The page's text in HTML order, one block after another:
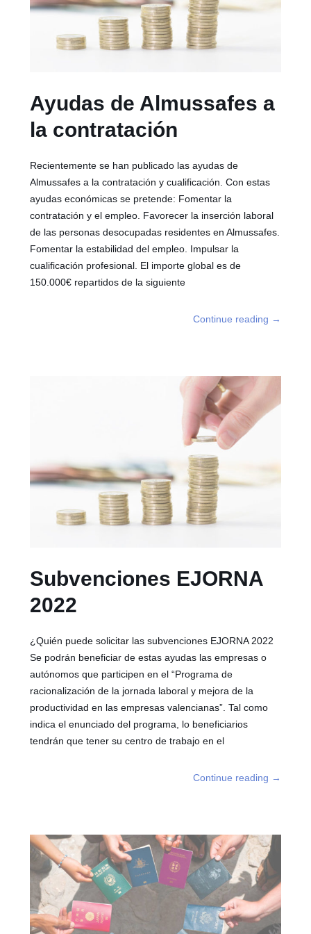
Ayudas de Almussafes a
la contratación
Recientemente se han publicado las ayudas de
Almussafes a la contratación y cualificación. Con estas
ayudas económicas se pretende: Fomentar la
contratación y el empleo. Favorecer la inserción laboral
de las personas desocupadas residentes en Almussafes.
Fomentar la estabilidad del empleo. Impulsar la
cualificación profesional. El importe global es de
150.000€ repartidos de la siguiente
Continue reading →
Subvenciones EJORNA
2022
¿Quién puede solicitar las subvenciones EJORNA 2022
Se podrán beneficiar de estas ayudas las empresas o
autónomos que participen en el “Programa de
racionalización de la jornada laboral y mejora de la
productividad en las empresas valencianas”. Tal como
indica el enunciado del programa, lo beneficiarios
tendrán que tener su centro de trabajo en el
Continue reading →